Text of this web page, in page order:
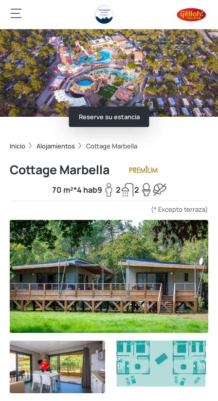
Reserve su estancia
Inicio Alojamientos Cottage Marbella
Cottage Marbella
70 m²*4 hab9 2 2
(* Excepto terraza)